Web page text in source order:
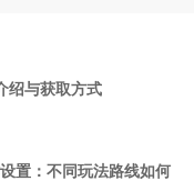
绍与获取方式
置：不同玩法路线如何